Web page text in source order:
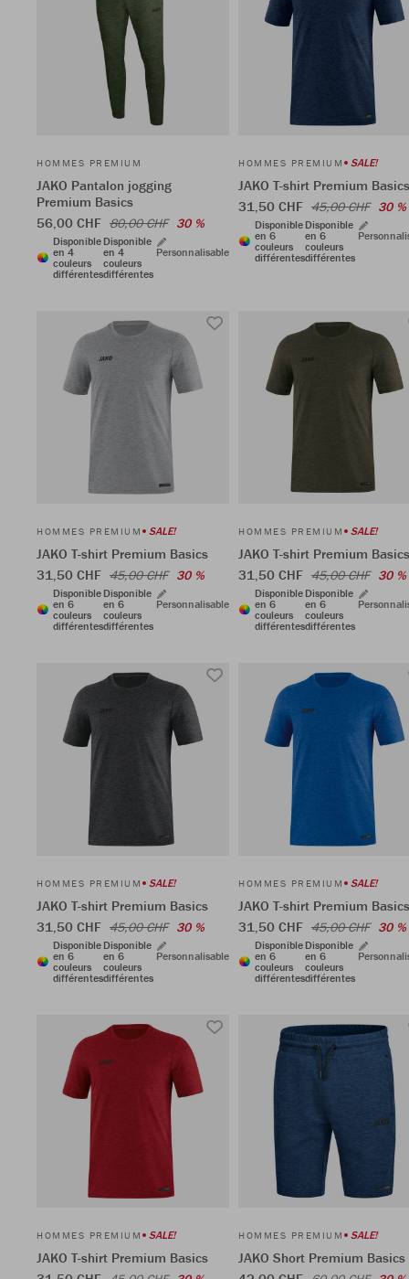
HOMMES PREMIUM
JAKO Pantalon jogging
Premium Basics
56,00 CHF 80,00 CHF 30 %
Disponible
en 4
couleurs
différentes
Disponible
en 4
couleurs
différentes
Personnalisable
HOMMES PREMIUM SALE!
JAKO T-shirt Premium Basics
31,50 CHF 45,00 CHF 30 %
Disponible
en 6
couleurs
différentes
Disponible
en 6
couleurs
différentes
HOMMES PREMIUM SALE!
JAKO T-shirt Premium Basics
31,50 CHF 45,00 CHF 30 %
Disponible
en 6
couleurs
différentes
Disponible
en 6
couleurs
différentes
Personnalisable
HOMMES PREMIUM SALE!
JAKO T-shirt Premium Basics
31,50 CHF 45,00 CHF 30 %
Disponible
en 6
couleurs
différentes
Disponible
en 6
couleurs
différentes
HOMMES PREMIUM SALE!
JAKO T-shirt Premium Basics
31,50 CHF 45,00 CHF 30 %
Disponible
en 6
couleurs
différentes
Disponible
en 6
couleurs
différentes
Personnalisable
HOMMES PREMIUM SALE!
JAKO T-shirt Premium Basics
31,50 CHF 45,00 CHF 30 %
Disponible
en 6
couleurs
différentes
Disponible
en 6
couleurs
différentes
HOMMES PREMIUM SALE!
JAKO T-shirt Premium Basics
HOMMES PREMIUM SALE!
JAKO Short Premium Basics